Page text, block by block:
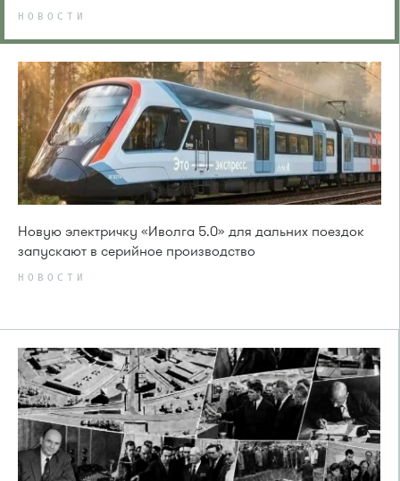
НОВОСТИ
Новую электричку «Иволга 5.0» для дальних поездок
запускают в серийное производство
НОВОСТИ